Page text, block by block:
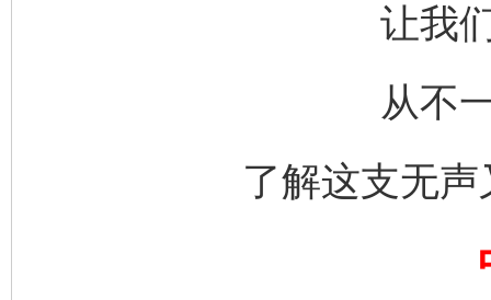
让我
从不
了解这支无